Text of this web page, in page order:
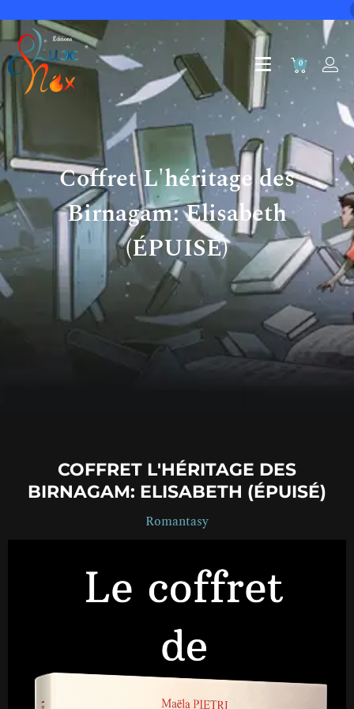
0
Coffret L'héritage des
Birnagam: Elisabeth
(ÉPUISÉ)
COFFRET L'HÉRITAGE DES
BIRNAGAM: ELISABETH (ÉPUISÉ)
Romantasy